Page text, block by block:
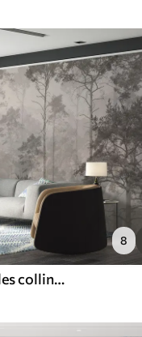
8
Murale Grands arbres sur les collines, forêt dans le brouillard